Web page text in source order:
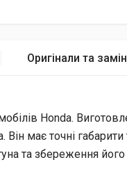
Оригінали та
Honda.
має точні
та збереження його